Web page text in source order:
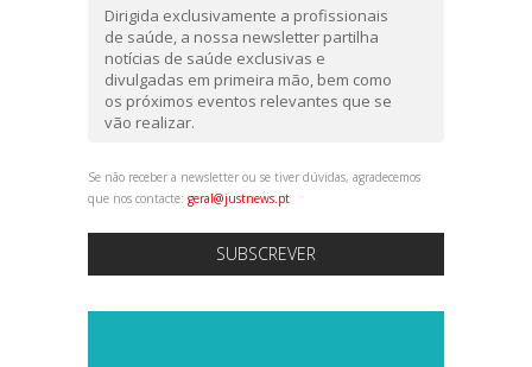
Dirigida exclusivamente a profissionais
de saúde, a nossa newsletter partilha
notícias de saúde exclusivas e
divulgadas em primeira mão, bem como
os próximos eventos relevantes que se
vão realizar.
Se não receber a newsletter ou se tiver dúvidas, agradecemos
que nos contacte: geral@justnews.pt
SUBSCREVER